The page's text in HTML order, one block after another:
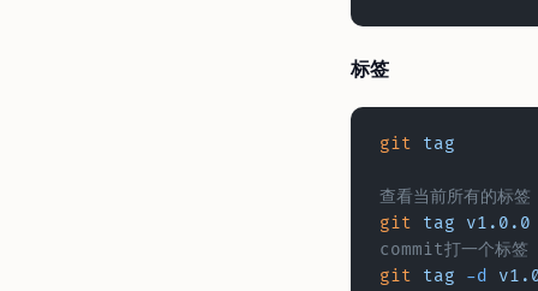
标签
git tag
查看当前所有的标签
git tag v1.0.0
commit打一个标签
git tag -d